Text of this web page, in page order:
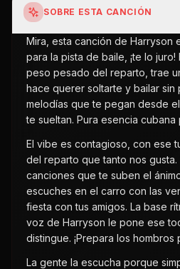
SOBRE ESTA CANCIÓN
Mira, esta canción de Harryson
para la pista de baile, ¡te lo
peso pesado del reparto, trae
hace querer soltarte y bailar sin
melodías que te pegan desde
te sueltan. Pura esencia cubana
El vibe es contagioso, con ese
del reparto que tanto nos
canciones que te suben el
escuches en el carro con las
fiesta con tus amigos. La base
voz de Harryson le pone ese
distingue. ¡Prepara los
La gente la escucha porque